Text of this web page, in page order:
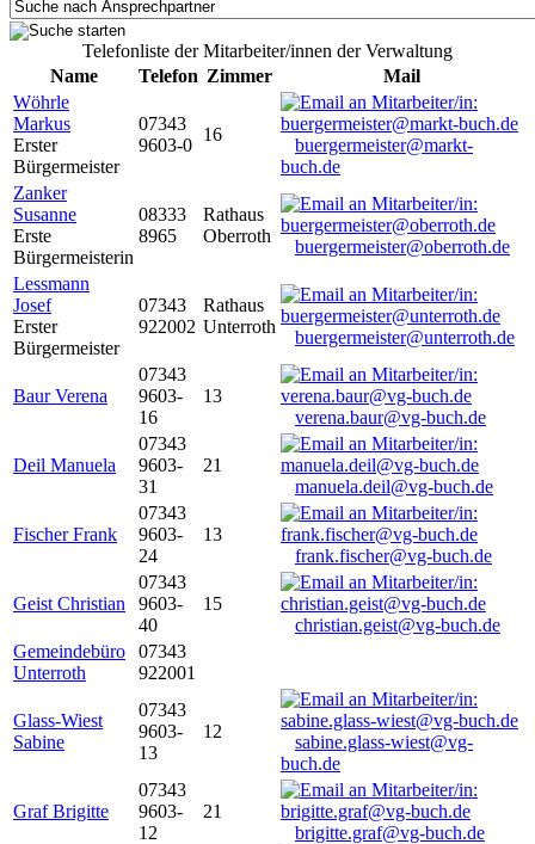
Telefonliste der Mitarbeiter/innen der Verwaltung
Name
Telefon Zimmer
Mail
Wöhrle
Markus
Erster
Bürgermeister
07343
9603-0
16
buergermeister@markt-
buch.de
Zanker
Susanne
Erste
Bürgermeisterin
08333
8965
Rathaus
Oberroth
buergermeister@oberroth.de
Lessmann
Josef
Erster
Bürgermeister
07343
922002
Rathaus
Unterroth
buergermeister@unterroth.de
Baur Verena
07343
9603-
16
13
verena.baur@vg-buch.de
Deil Manuela
07343
9603-
31
21
manuela.deil@vg-buch.de
Fischer Frank
07343
9603-
24
13
frank.fischer@vg-buch.de
Geist Christian
07343
9603-
40
15
christian.geist@vg-buch.de
Gemeindebüro
Unterroth
07343
922001
Glass-Wiest
Sabine
07343
9603-
13
12
sabine.glass-wiest@vg-
buch.de
Graf Brigitte
07343
9603-
12
21
brigitte.graf@vg-buch.de